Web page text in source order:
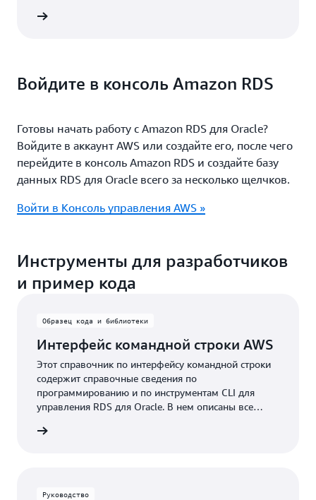
Войдите в консоль Amazon RDS
Готовы начать работу с Amazon RDS для Oracle?
Войдите в аккаунт AWS или создайте его, после чего
перейдите в консоль Amazon RDS и создайте базу
данных RDS для Oracle всего за несколько щелчков.
Войти в Консоль управления AWS »
Инструменты для разработчиков
и пример кода
Образец кода и библиотеки
Интерфейс командной строки AWS
Этот справочник по интерфейсу командной строки
содержит справочные сведения по
программированию и по инструментам CLI для
управления RDS для Oracle. В нем описаны все
Oracle, с синтаксисом и примерами.
Руководство